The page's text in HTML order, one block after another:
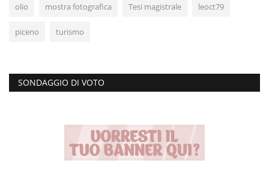
olio mostra fotografica Tesi magistrale leoct79
piceno turismo
SONDAGGIO DI VOTO